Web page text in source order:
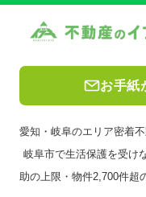
お手紙
愛知・岐阜のエリア密着
岐阜市で生活保護を受け
助の上限・物件2,700件超